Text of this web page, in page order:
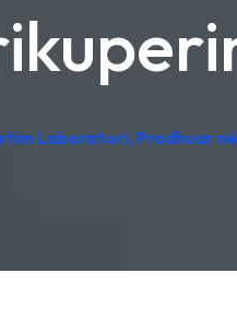
Laboratori, Prodhuar